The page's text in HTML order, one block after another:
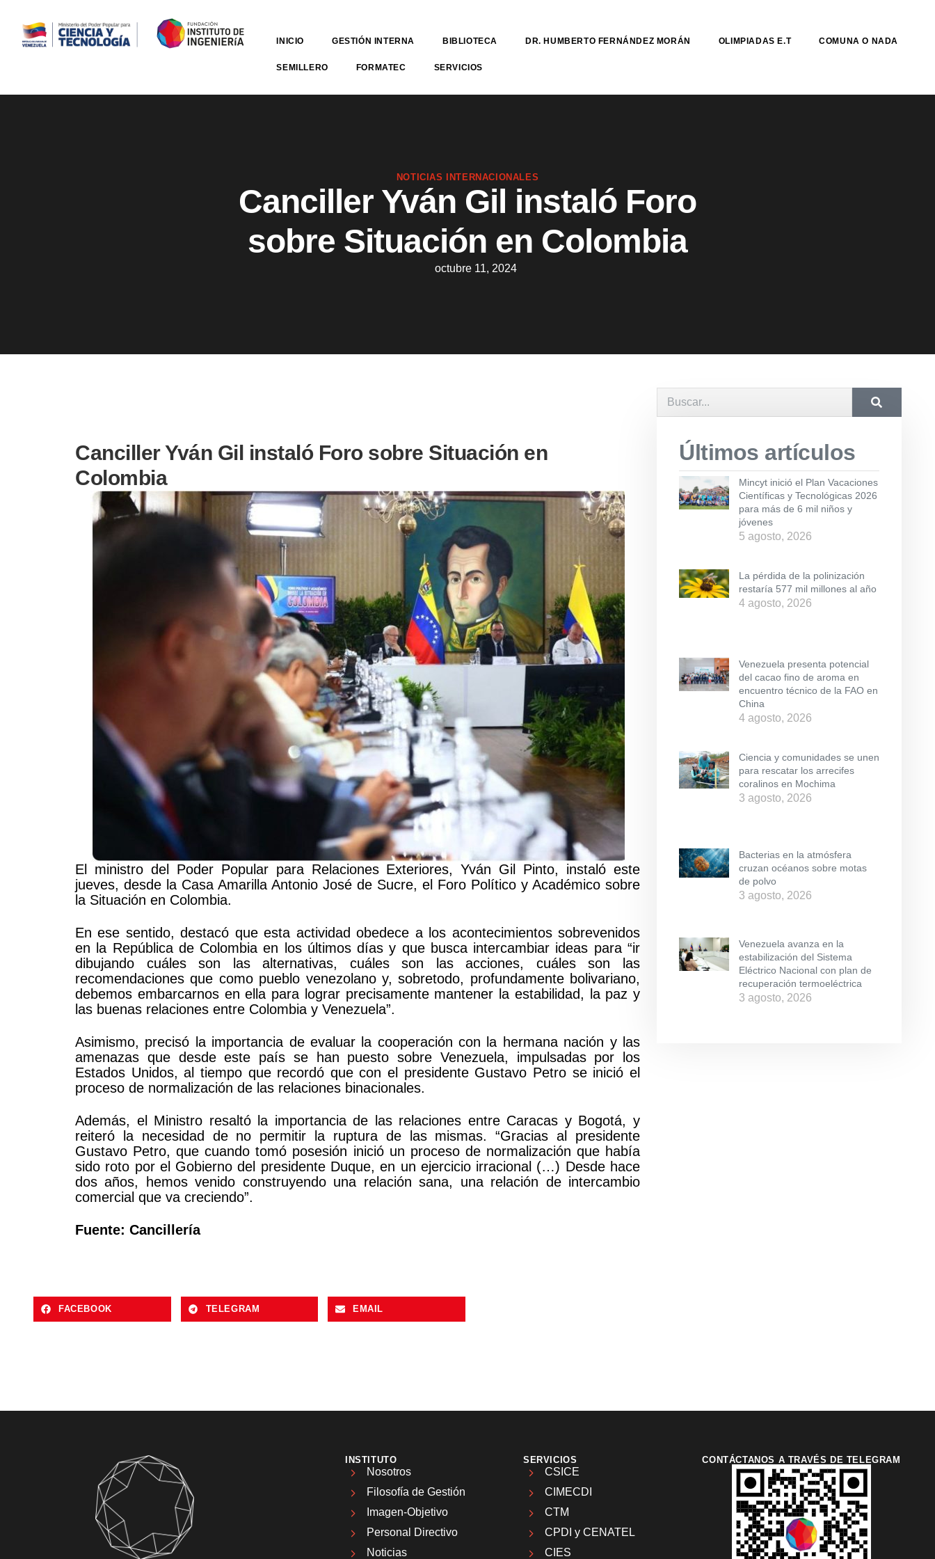
INICIO GESTIÓN INTERNA BIBLIOTECA DR. HUMBERTO FERNÁNDEZ MORÁN OLIMPIADAS E.T COMUNA O NADA
SEMILLERO FORMATEC SERVICIOS
NOTICIAS INTERNACIONALES
Canciller Yván Gil instaló Foro
sobre Situación en Colombia
octubre 11, 2024
Canciller Yván Gil instaló Foro sobre Situación en
Colombia
El ministro del Poder Popular para Relaciones Exteriores, Yván Gil Pinto, instaló este
jueves, desde la Casa Amarilla Antonio José de Sucre, el Foro Político y Académico sobre
la Situación en Colombia.
En ese sentido, destacó que esta actividad obedece a los acontecimientos sobrevenidos
en la República de Colombia en los últimos días y que busca intercambiar ideas para “ir
dibujando cuáles son las alternativas, cuáles son las acciones, cuáles son las
recomendaciones que como pueblo venezolano y, sobretodo, profundamente bolivariano,
debemos embarcarnos en ella para lograr precisamente mantener la estabilidad, la paz y
las buenas relaciones entre Colombia y Venezuela”.
Asimismo, precisó la importancia de evaluar la cooperación con la hermana nación y las
amenazas que desde este país se han puesto sobre Venezuela, impulsadas por los
Estados Unidos, al tiempo que recordó que con el presidente Gustavo Petro se inició el
proceso de normalización de las relaciones binacionales.
Además, el Ministro resaltó la importancia de las relaciones entre Caracas y Bogotá, y
reiteró la necesidad de no permitir la ruptura de las mismas. “Gracias al presidente
Gustavo Petro, que cuando tomó posesión inició un proceso de normalización que había
sido roto por el Gobierno del presidente Duque, en un ejercicio irracional (…) Desde hace
dos años, hemos venido construyendo una relación sana, una relación de intercambio
comercial que va creciendo”.
Fuente: Cancillería
FACEBOOK TELEGRAM EMAIL
Últimos artículos
Mincyt inició el Plan Vacaciones
Científicas y Tecnológicas 2026
para más de 6 mil niños y
jóvenes
5 agosto, 2026
La pérdida de la polinización
restaría 577 mil millones al año
4 agosto, 2026
Venezuela presenta potencial
del cacao fino de aroma en
encuentro técnico de la FAO en
China
4 agosto, 2026
Ciencia y comunidades se unen
para rescatar los arrecifes
coralinos en Mochima
3 agosto, 2026
Bacterias en la atmósfera
cruzan océanos sobre motas
de polvo
3 agosto, 2026
Venezuela avanza en la
estabilización del Sistema
Eléctrico Nacional con plan de
recuperación termoeléctrica
3 agosto, 2026
INSTITUTO
Nosotros
Filosofía de Gestión
Imagen-Objetivo
Personal Directivo
Noticias
SERVICIOS
CSICE
CIMECDI
CTM
CPDI y CENATEL
CIES
CONTÁCTANOS A TRAVÉS DE TELEGRAM